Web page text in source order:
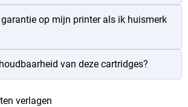
op mijn printer als ik huismerk
van deze cartridges?
verlagen